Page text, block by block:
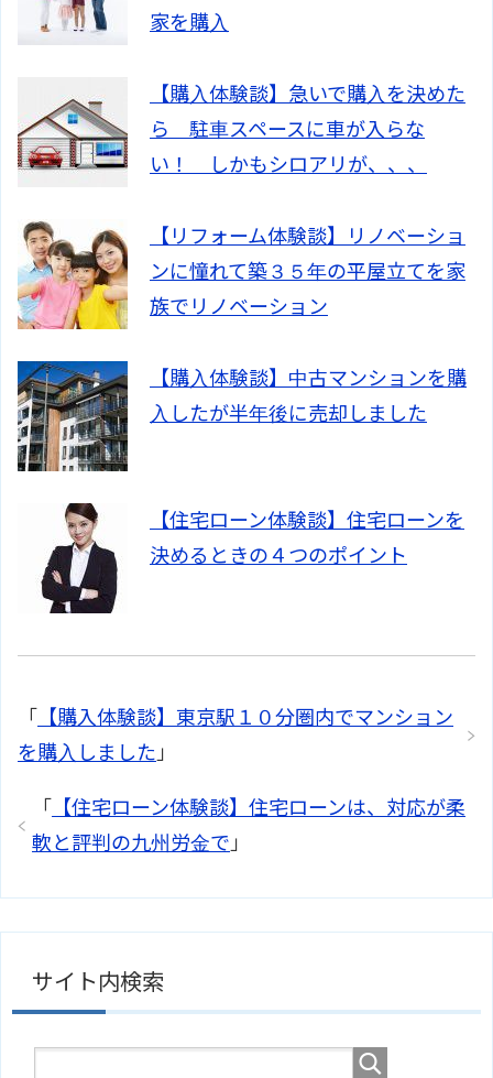
家を購入
【購入体験談】急いで購入を決めた
ら 駐車スペースに車が入らな
い！ しかもシロアリが、、、
【リフォーム体験談】リノベーショ
ンに憧れて築３５年の平屋立てを家
族でリノベーション
【購入体験談】中古マンションを購
入したが半年後に売却しました
【住宅ローン体験談】住宅ローンを
決めるときの４つのポイント
「
【購入体験談】東京駅１０分圏内でマンション
を購入しました 」
「
【住宅ローン体験談】住宅ローンは、対応が柔
軟と評判の九州労金で 」
サイト内検索